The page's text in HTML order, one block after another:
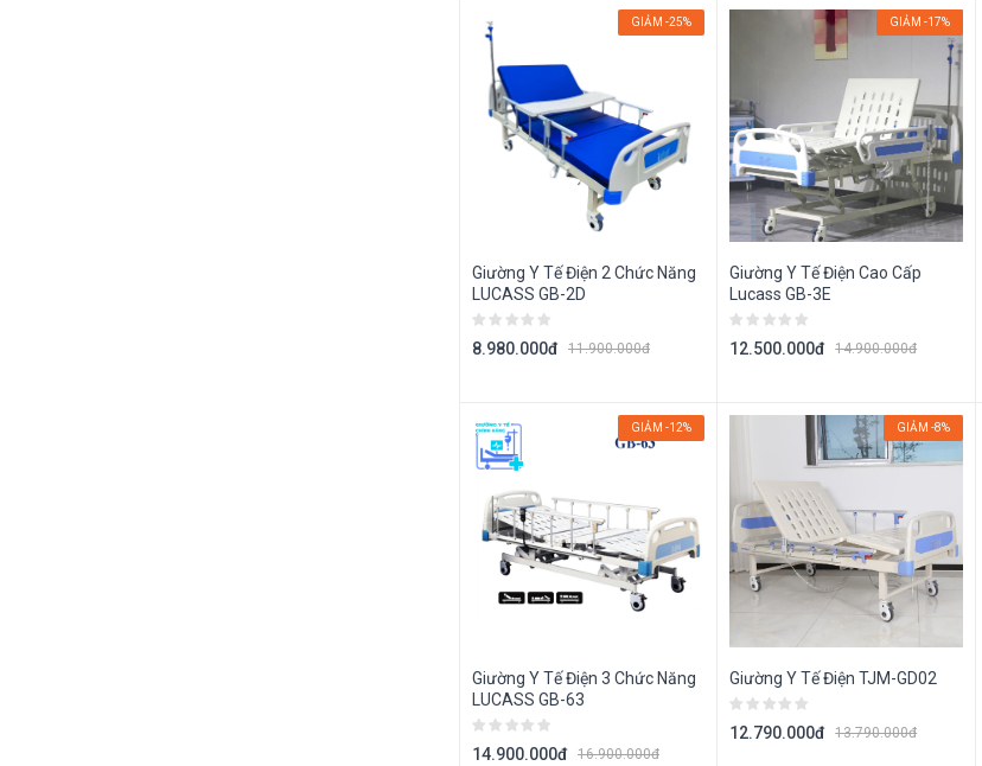
GIẢM -25%
Giường Y Tế Điện 2 Chức Năng
LUCASS GB-2D
8.980.000đ 11.900.000đ
GIẢM -17%
Giường Y Tế Điện Cao Cấp
Lucass GB-3E
12.500.000đ 14.900.000đ
GIẢM -12%
Giường Y Tế Điện 3 Chức Năng
LUCASS GB-63
14.900.000đ 16.900.000đ
GIẢM -8%
Giường Y Tế Điện TJM-GD02
12.790.000đ 13.790.000đ